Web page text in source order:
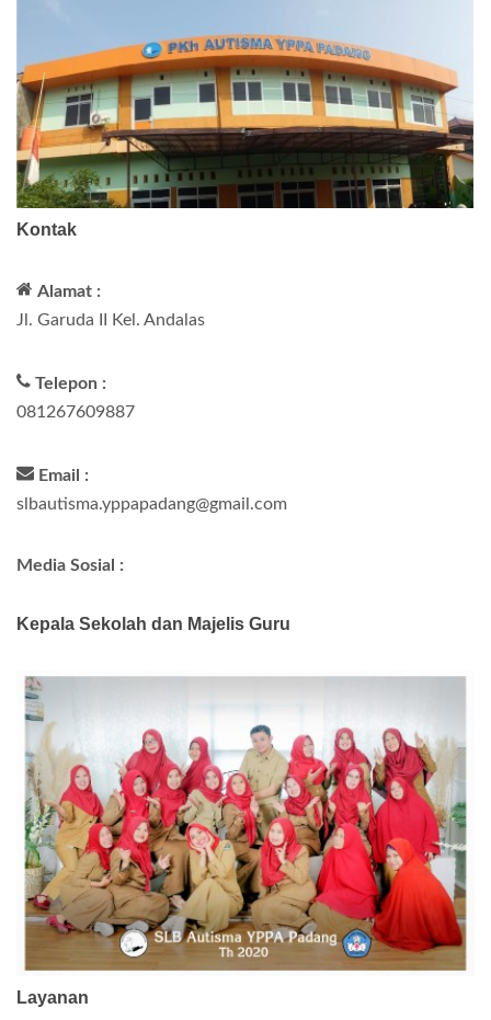
Kontak
Alamat :
Jl. Garuda II Kel. Andalas
Telepon :
081267609887
Email :
slbautisma.yppapadang@gmail.com
Media Sosial :
Kepala Sekolah dan Majelis Guru
Layanan